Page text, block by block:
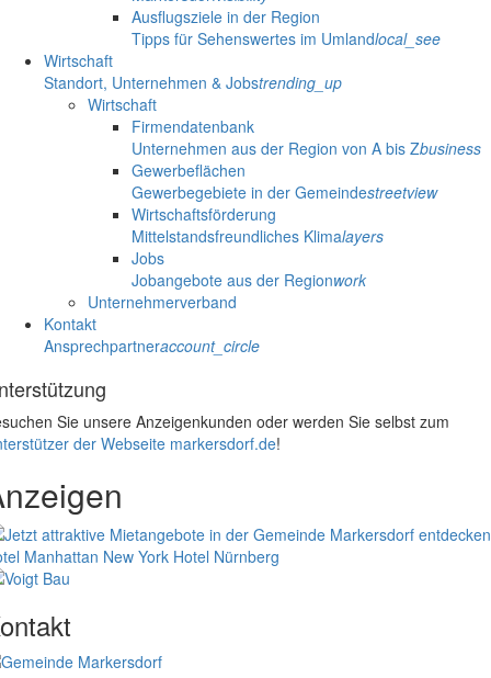
Ausflugsziele in der Region
Tipps für Sehenswertes im Umlandlocal_see
Wirtschaft
Standort, Unternehmen & Jobstrending_up
Wirtschaft
Firmendatenbank
Unternehmen aus der Region von A bis Zbusiness
Gewerbeflächen
Gewerbegebiete in der Gemeindestreetview
Wirtschaftsförderung
Mittelstandsfreundliches Klimalayers
Jobs
Jobangebote aus der Regionwork
Unternehmerverband
Kontakt
Ansprechpartneraccount_circle
Sie unsere Anzeigenkunden oder werden Sie selbst zum
der Webseite markersdorf.de!
Manhattan New York Hotel Nürnberg